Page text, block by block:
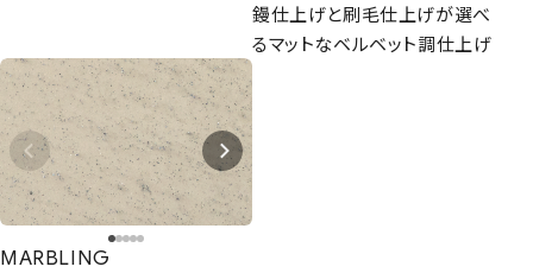
鏝仕上げと刷毛仕上げが選べ
るマットなベルベット調仕上げ
MARBLING
東京支社
〒154-0014
東京都世田谷区新町3-23-2
TEL：03-3420-8484
関西営業所
〒661-0021
兵庫県尼崎市名神町1丁目14-23
アハトハイク名神町イースト 03号室
TEL : 06-6480-7428